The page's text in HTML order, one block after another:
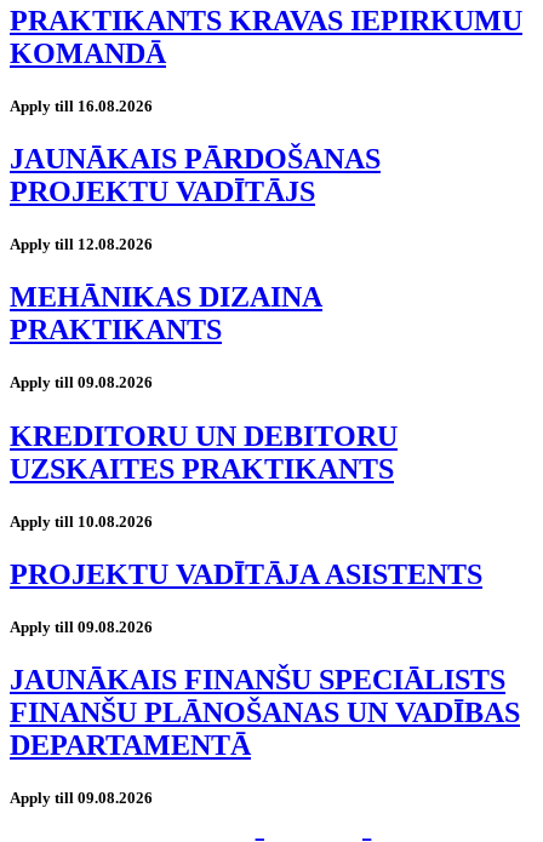
PRAKTIKANTS KRAVAS IEPIRKUMU
KOMANDĀ
Apply till 16.08.2026
JAUNĀKAIS PĀRDOŠANAS
PROJEKTU VADĪTĀJS
Apply till 12.08.2026
MEHĀNIKAS DIZAINA
PRAKTIKANTS
Apply till 09.08.2026
KREDITORU UN DEBITORU
UZSKAITES PRAKTIKANTS
Apply till 10.08.2026
PROJEKTU VADĪTĀJA ASISTENTS
Apply till 09.08.2026
JAUNĀKAIS FINANŠU SPECIĀLISTS
FINANŠU PLĀNOŠANAS UN VADĪBAS
DEPARTAMENTĀ
Apply till 09.08.2026